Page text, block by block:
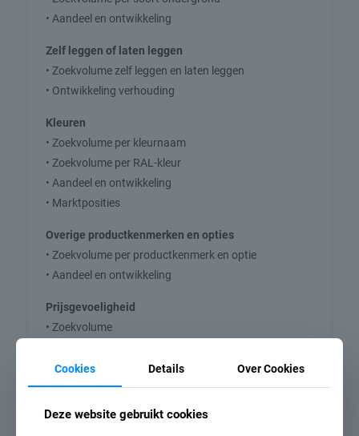
• Aandeel en ontwikkeling
Zelf leggen of laten leggen
• Zoekvolume zelf leggen en laten leggen
• Ontwikkeling verhouding
Kleuren
• Zoekvolume per kleurnaam
• Zoekvolume per RAL-kleur
• Aandeel en ontwikkeling
• Marktposities
Overige productkenmerken en opties
• Zoekvolume per productkenmerk en optie
• Aandeel en ontwikkeling
Prijsgevoeligheid
• Zoekvolume
• Zoekvolume en ontwikkeling totaal en per aanbieder
Cookies Details Over Cookies
Deze website gebruikt cookies